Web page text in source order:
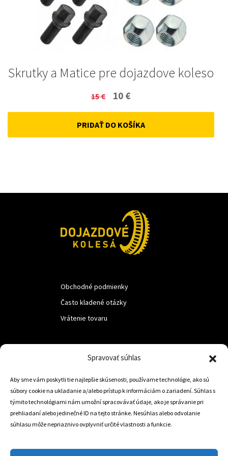
Spravovať súhlas
Aby sme vám poskytli tie najlepšie skúsenosti, používame technológie, ako sú
súbory cookie na ukladanie a/alebo prístup k informáciám o zariadení. Súhlas s
týmito technológiami nám umožní spracovávať údaje, ako je správanie pri
prehliadaní alebo jedinečné ID na tejto stránke. Nesúhlas alebo odvolanie
súhlasu môže nepriaznivo ovplyvniť určité vlastnosti a funkcie.
Skrutky a Matice pre dojazdove koleso
15€
Original
price
was:
10 €
price
is:
PRIDAŤ DO KOŠÍKA
Obchodné podmienky
Často kladené otázky
Vrátenie tovaru
Trstená 02801
+421 905 806 234